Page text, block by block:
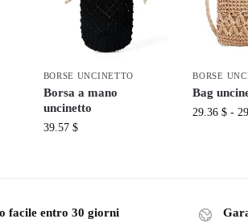
BORSE UNCINETTO
Borsa a mano
uncinetto
39.57 $
BORSE
Bag
29.36$ -
facile entro 30 giorni